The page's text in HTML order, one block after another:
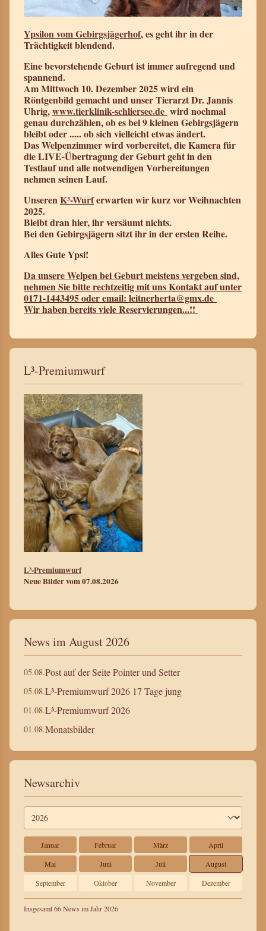
Ypsilon vom Gebirgsjägerhof, es geht ihr in der
Trächtigkeit blendend.
Eine bevorstehende Geburt ist immer aufregend und
spannend.
Am Mittwoch 10. Dezember 2025 wird ein
Röntgenbild gemacht und unser Tierarzt Dr. Jannis
Uhrig,www.tierklinik-schliersee.de wird nochmal
genau durchzählen, ob es bei 9 kleinen Gebirgsjägern
bleibt oder ..... ob sich vielleicht etwas ändert.
Das Welpenzimmer wird vorbereitet, die Kamera für
die LIVE-Übertragung der Geburt geht in den
Testlauf und alle notwendigen Vorbereitungen
nehmen seinen Lauf.
UnserenK³-Wurferwarten wir kurz vor Weihnachten
2025.
Bleibt dran hier, ihr versäumt nichts.
Bei den Gebirgsjägern sitzt ihr in der ersten Reihe.
Alles Gute Ypsi!
Da unsere Welpen bei Geburt meistens vergeben sind,
nehmen Sie bitte rechtzeitig mit uns Kontakt auf unter
0171-1443495 oder email: leitnerherta@gmx.de
Wir haben bereits viele Reservierungen...!!
L³-Premiumwurf
L³-Premiumwurf
Neue Bilder vom 07.08.2026
News im August 2026
05.08.Post auf der Seite Pointer und Setter
05.08.L³-Premiumwurf 2026 17 Tage jung
01.08.L³-Premiumwurf 2026
01.08.Monatsbilder
Newsarchiv
Januar Februar März
April
Mai
Juni Juli
August
September
Oktober November Dezember
Insgesamt 66 News im Jahr 2026